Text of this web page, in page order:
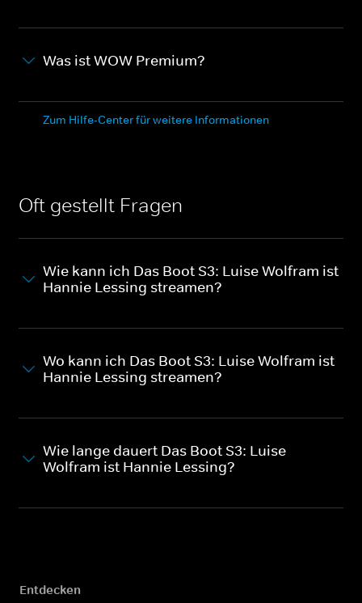
Was ist WOW Premium?
Zum Hilfe-Center für weitere Informationen
Oft gestellt Fragen
Wie kann ich Das Boot S3: Luise Wolfram ist
Hannie Lessing streamen?
Wo kann ich Das Boot S3: Luise Wolfram ist
Hannie Lessing streamen?
Wie lange dauert Das Boot S3: Luise
Wolfram ist Hannie Lessing?
Entdecken